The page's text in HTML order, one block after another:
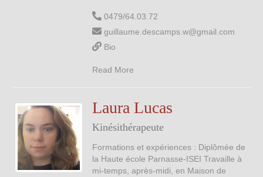
0479/64.03.72
guillaume.descamps.w@gmail.com
Bio
Read More
Laura Lucas
Kinésithérapeute
Formations et expériences : Diplômée de
la Haute école Parnasse-ISEI Travaille à
mi-temps, après-midi, en Maison de